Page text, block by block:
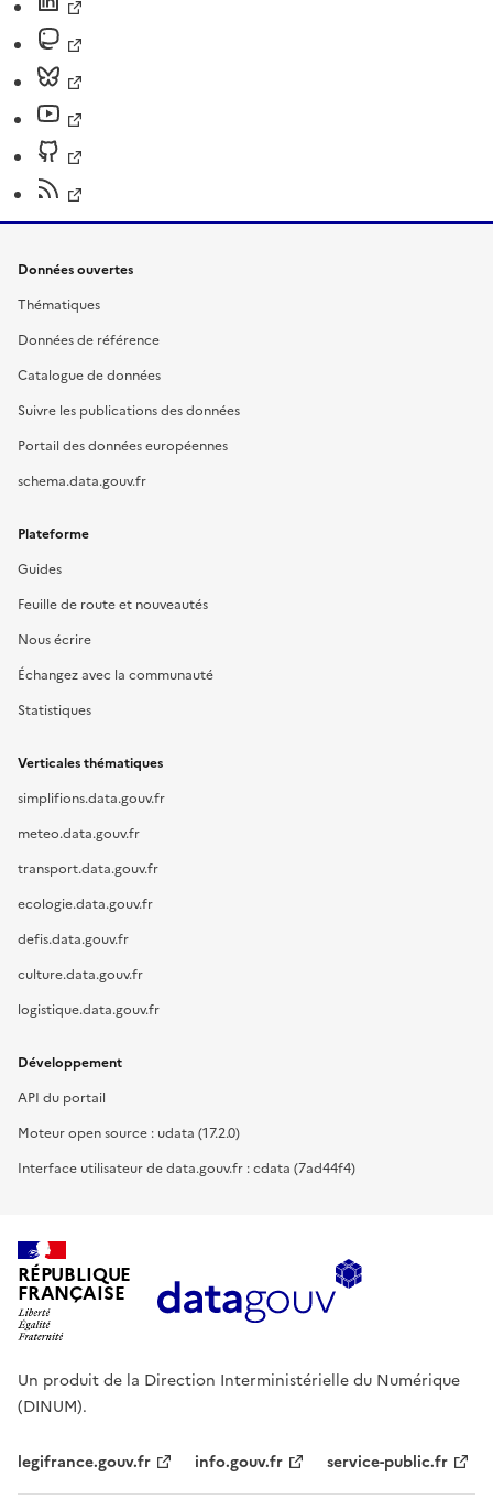
Données ouvertes
Thématiques
Données de référence
Catalogue de données
Suivre les publications des données
Portail des données européennes
schema.data.gouv.fr
Plateforme
Guides
Feuille de route et nouveautés
Nous écrire
Échangez avec la communauté
Statistiques
Verticales thématiques
simplifions.data.gouv.fr
meteo.data.gouv.fr
transport.data.gouv.fr
ecologie.data.gouv.fr
defis.data.gouv.fr
culture.data.gouv.fr
logistique.data.gouv.fr
Développement
API du portail
Moteur open source : udata (17.2.0)
Interface utilisateur de data.gouv.fr : cdata (7ad44f4)
RÉPUBLIQUE
FRANÇAISE
Un produit de la Direction Interministérielle du Numérique
(DINUM).
legifrance.gouv.fr info.gouv.fr service-public.fr